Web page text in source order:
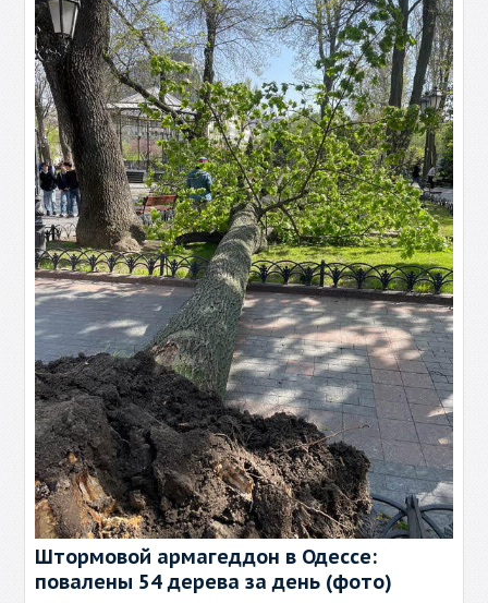
Штормовой армагеддон в Одессе:
повалены 54 дерева за день (фото)